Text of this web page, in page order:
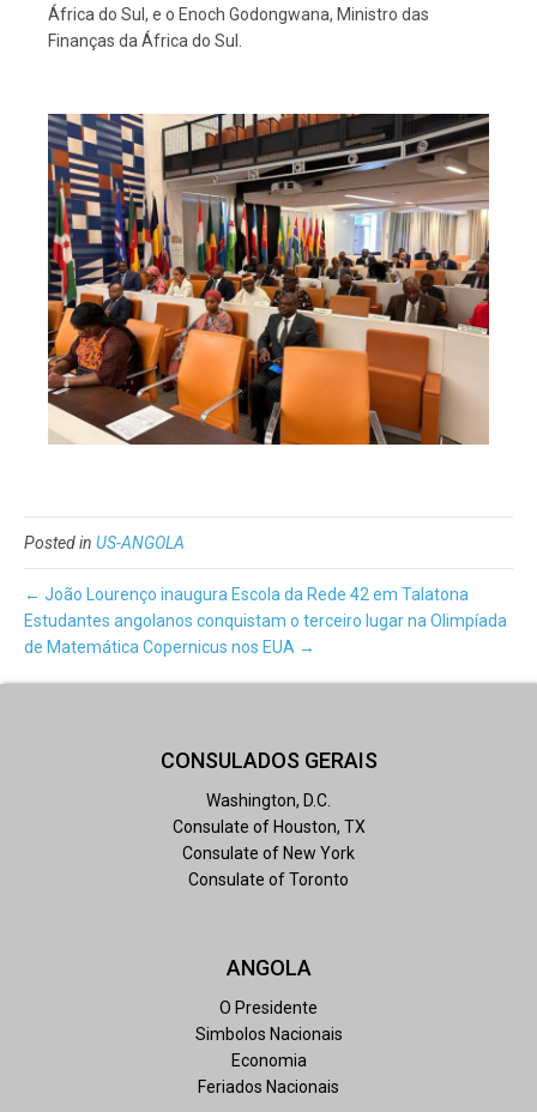
África do Sul, e o Enoch Godongwana, Ministro das
Finanças da África do Sul.
Posted in US-ANGOLA
← João Lourenço inaugura Escola da Rede 42 em Talatona
Estudantes angolanos conquistam o terceiro lugar na Olimpíada
de Matemática Copernicus nos EUA →
CONSULADOS GERAIS
Washington, D.C.
Consulate of Houston, TX
Consulate of New York
Consulate of Toronto
ANGOLA
O Presidente
Simbolos Nacionais
Economia
Feriados Nacionais